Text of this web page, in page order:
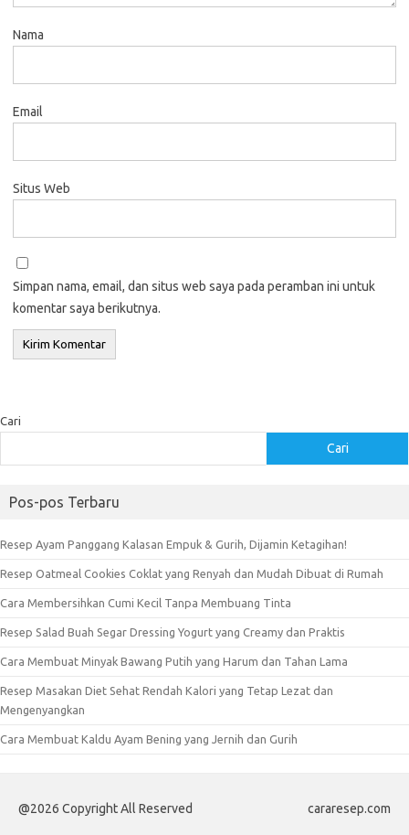
Nama
Email
Situs Web
Simpan nama, email, dan situs web saya pada peramban ini untuk
komentar saya berikutnya.
Cari
Cari
Pos-pos Terbaru
Resep Ayam Panggang Kalasan Empuk & Gurih, Dijamin Ketagihan!
Resep Oatmeal Cookies Coklat yang Renyah dan Mudah Dibuat di Rumah
Cara Membersihkan Cumi Kecil Tanpa Membuang Tinta
Resep Salad Buah Segar Dressing Yogurt yang Creamy dan Praktis
Cara Membuat Minyak Bawang Putih yang Harum dan Tahan Lama
Resep Masakan Diet Sehat Rendah Kalori yang Tetap Lezat dan
Mengenyangkan
Cara Membuat Kaldu Ayam Bening yang Jernih dan Gurih
@2026 Copyright All Reserved cararesep.com